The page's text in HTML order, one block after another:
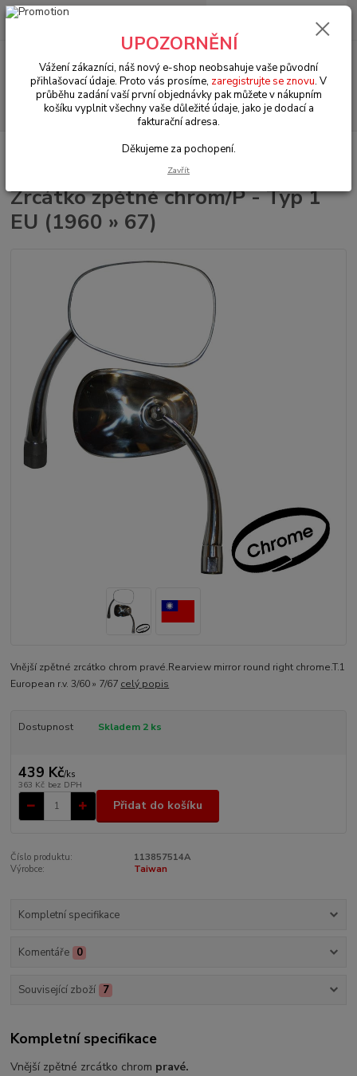
Menu
Hledat
+420 602 330 329
0 Kč
VW Brouk Typ 1 (1938 » 03) Exteriér (Exterior)
Zrcátko zpětné chrom/P - Typ 1
EU (1960 » 67)
Vnější zpětné zrcátko chrom pravé.Rearview mirror round right chrome.T.1
European r.v. 3/60 » 7/67 celý popis
Dostupnost Skladem 2 ks
439 Kč/ks
363 Kč bez DPH
Přidat do košíku
Číslo produktu:
113857514A
Výrobce:
Taiwan
Kompletní specifikace
Komentáře 0
Související zboží 7
Kompletní specifikace
Vnější zpětné zrcátko chrom pravé.
UPOZORNĚNÍ
Vážení zákazníci, náš nový e-shop neobsahuje vaše původní
přihlašovací údaje. Proto vás prosíme, zaregistrujte se znovu. V
průběhu zadání vaší první objednávky pak můžete v nákupním
košíku vyplnit všechny vaše důležité údaje, jako je dodací a
fakturační adresa.
Děkujeme za pochopení.
Zavřít